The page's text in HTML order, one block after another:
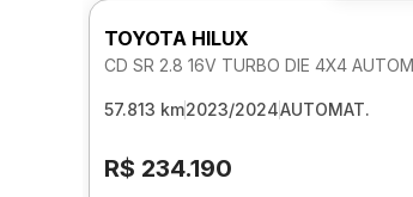
TOYOTA HILUX
57.813 km2023/2024AUTOMAT.
R$ 234.190